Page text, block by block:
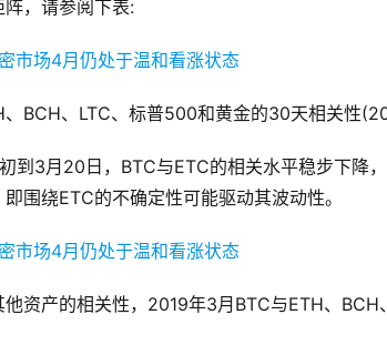
，请参阅下表:
、BCH、LTC、标普500和黄金的30天相关性
到3月20日，BTC与ETC的相关水平稳步下降
围绕ETC的不确定性可能驱动其波动性。
他资产的相关性，2019年3月BTC与ETH、